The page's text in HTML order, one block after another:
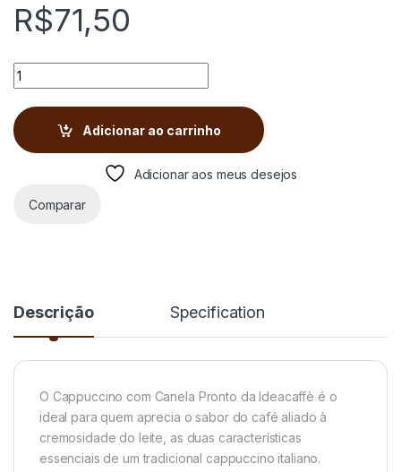
R$71,50
CAPPUCCINO ITALIANO COM CANELA IDEACAFFÈ quantity
Adicionar ao carrinho
Adicionar aos meus desejos
Comparar
Descrição Specification
O Cappuccino com Canela Pronto da Ideacaffè é o
ideal para quem aprecia o sabor do café aliado à
cremosidade do leite, as duas características
essenciais de um tradicional cappuccino italiano.